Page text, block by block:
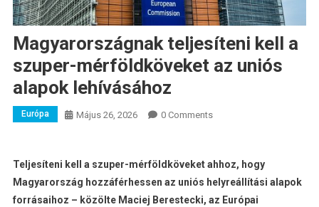
Magyarországnak teljesíteni kell a
szuper-mérföldköveket az uniós
alapok lehívásához
Európa Május 26, 2026 0 Comments
Teljesíteni kell a szuper-mérföldköveket ahhoz, hogy
Magyarország hozzáférhessen az uniós helyreállítási alapok
forrásaihoz – közölte Maciej Berestecki, az Európai